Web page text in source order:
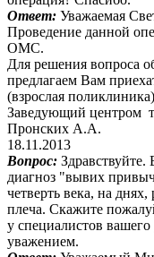
Ответ: Уважаемая
Проведение данной
ОМС.
Для решения вопроса
предлагаем Вам
(взрослая
Заведующий центром
Пронских А.А.
18.11.2013
Вопрос:
диагноз "вывих
четверть века, на
плеча. Скажите
у специалистов
уважением.